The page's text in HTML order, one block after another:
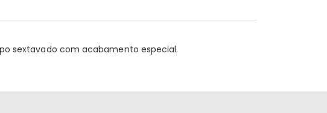
sextavado com acabamento especial.